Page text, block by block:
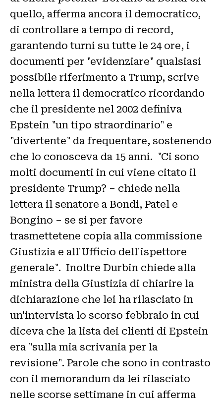
quello, afferma ancora il democratico,
di controllare a tempo di record,
garantendo turni su tutte le 24 ore, i
documenti per "evidenziare" qualsiasi
possibile riferimento a Trump, scrive
nella lettera il democratico ricordando
che il presidente nel 2002 definiva
Epstein "un tipo straordinario" e
"divertente" da frequentare, sostenendo
che lo conosceva da 15 anni. "Ci sono
molti documenti in cui viene citato il
presidente Trump? – chiede nella
lettera il senatore a Bondi, Patel e
Bongino – se si per favore
trasmettetene copia alla commissione
Giustizia e all'Ufficio dell'ispettore
generale". Inoltre Durbin chiede alla
ministra della Giustizia di chiarire la
dichiarazione che lei ha rilasciato in
un'intervista lo scorso febbraio in cui
diceva che la lista dei clienti di Epstein
era "sulla mia scrivania per la
revisione". Parole che sono in contrasto
con il memorandum da lei rilasciato
nelle scorse settimane in cui afferma